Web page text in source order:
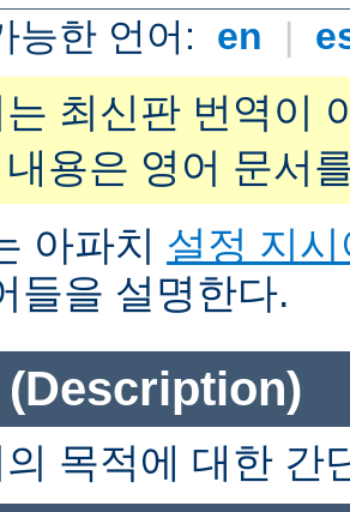
능한 언어: en |
최신판 번역이
용은 영어 문서
아파치 설정 지시
들을 설명한다.
(Description)
목적에 대한 간